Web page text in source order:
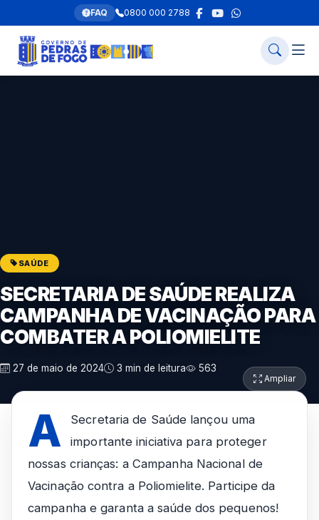
FAQ 0800 000 2788
SAÚDE
SECRETARIA DE SAÚDE REALIZA
CAMPANHA DE VACINAÇÃO PARA
COMBATER A POLIOMIELITE
27 de maio de 2024 3 min de leitura 563
Ampliar
A
Secretaria de Saúde lançou uma
importante iniciativa para proteger
nossas crianças: a Campanha Nacional de
Vacinação contra a Poliomielite. Participe da
campanha e garanta a saúde dos pequenos!